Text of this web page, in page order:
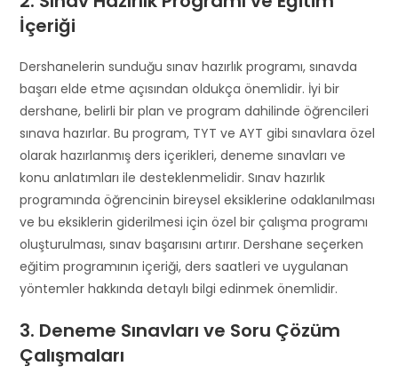
İçeriği
Dershanelerin sunduğu sınav hazırlık programı, sınavda
başarı elde etme açısından oldukça önemlidir. İyi bir
dershane, belirli bir plan ve program dahilinde öğrencileri
sınava hazırlar. Bu program, TYT ve AYT gibi sınavlara özel
olarak hazırlanmış ders içerikleri, deneme sınavları ve
konu anlatımları ile desteklenmelidir. Sınav hazırlık
programında öğrencinin bireysel eksiklerine odaklanılması
ve bu eksiklerin giderilmesi için özel bir çalışma programı
oluşturulması, sınav başarısını artırır. Dershane seçerken
eğitim programının içeriği, ders saatleri ve uygulanan
yöntemler hakkında detaylı bilgi edinmek önemlidir.
3. Deneme Sınavları ve Soru Çözüm
Çalışmaları